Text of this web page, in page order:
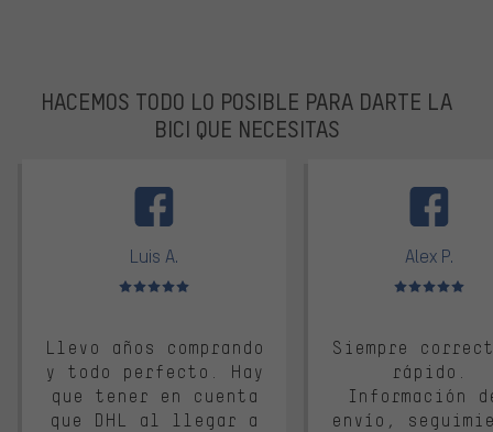
HACEMOS TODO LO POSIBLE PARA DARTE LA
BICI QUE NECESITAS
Luis A.
Valoración media: 5 de 5
Llevo años comprando
y todo perfecto. Hay
que tener en cuenta
que DHL al llegar a
Alex P.
Valoración
Siempre
rápido.
Información
envío,